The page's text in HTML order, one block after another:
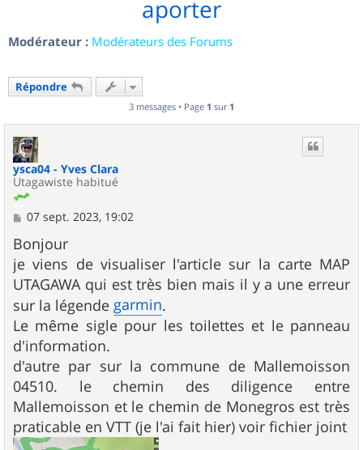
aporter
Modérateur : Modérateurs des Forums
Répondre
3 messages • Page 1 sur 1
ysca04 - Yves Clara
Utagawiste habitué
M
s
s
a
g
e
07 sept. 2023, 19:02
Bonjour
je viens de visualiser l'article sur la carte MAP
UTAGAWA qui est très bien mais il y a une erreur
sur la légende garmin.
Le même sigle pour les toilettes et le panneau
d'information.
d'autre par sur la commune de Mallemoisson
04510. le chemin des diligence entre
Mallemoisson et le chemin de Monegros est très
praticable en VTT (je l'ai fait hier) voir fichier joint